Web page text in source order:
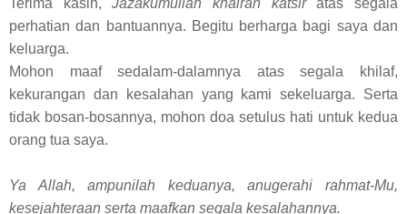
perhatian dan bantuannya. Begitu berharga bagi saya dan
keluarga.
Mohon maaf sedalam-dalamnya atas segala khilaf,
kekurangan dan kesalahan yang kami sekeluarga. Serta
tidak bosan-bosannya, mohon doa setulus hati untuk kedua
orang tua saya.
Ya Allah, ampunilah keduanya, anugerahi rahmat-Mu,
kesejahteraan serta maafkan segala kesalahannya.